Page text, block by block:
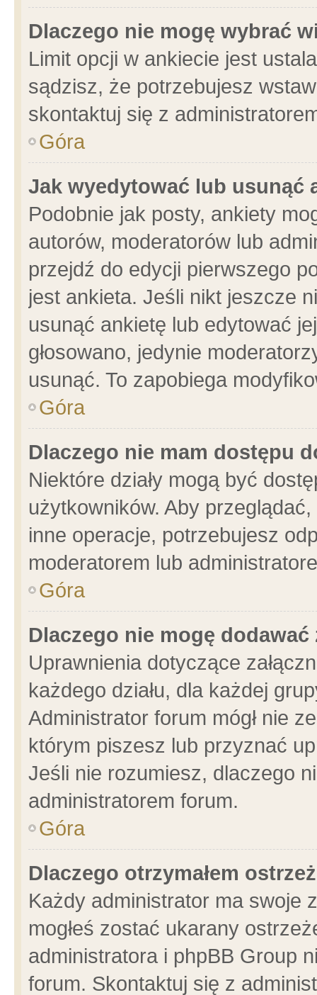
Dlaczego nie mogę wybrać
Limit opcji w ankiecie jest
sądzisz, że potrzebujesz
skontaktuj się z
Góra
Jak wyedytować lub usunąć
Podobnie jak posty, ankiety
autorów, moderatorów lub
przejdź do edycji pierwszego
jest ankieta. Jeśli nikt jeszcze
usunąć ankietę lub edytować
głosowano, jedynie
usunąć. To zapobiega
Góra
Dlaczego nie mam dostępu
Niektóre działy mogą być
użytkowników. Aby
inne operacje, potrzebujesz
moderatorem lub
Góra
Dlaczego nie mogę dodawać
Uprawnienia dotyczące
każdego działu, dla każdej
Administrator forum mógł nie
którym piszesz lub przyznać
Jeśli nie rozumiesz, dlaczego
administratorem forum.
Góra
Dlaczego otrzymałem
Każdy administrator ma swoje
mogłeś zostać ukarany
administratora i phpBB Group
forum. Skontaktuj się z